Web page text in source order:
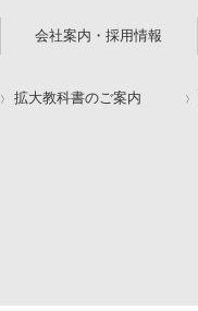
会社案内・採用情報
拡大教科書のご案内